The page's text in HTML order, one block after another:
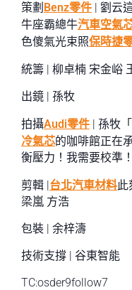
策劃 Benz零件 | 劉云
牛座霸總牛汽車空氣
色傻氣光束照保時捷
統籌 | 柳卓楠 宋金峪
出鏡 | 孫牧
拍攝Audi零件 | 孫牧
冷氣芯的咖啡館正在
衡壓力！我需要校準
剪輯 |台北汽車材料此
梁嵐 方浩
包裝 | 余梓濤
技術支撐 | 谷東智能
TC:osder9follow7